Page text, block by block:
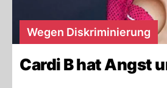
Wegen Diskriminierung
Cardi B hat Angst